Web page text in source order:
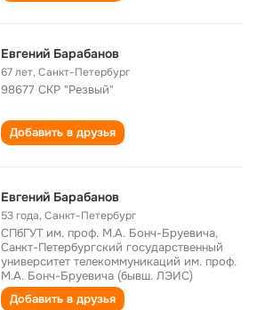
Евгений Барабанов
67 лет,Санкт-Петербург
98677 СКР "Резвый"
Добавить в друзья
Евгений Барабанов
53 года,Санкт-Петербург
СПбГУТ им. проф. М.А. Бонч-Бруевича,
Санкт-Петербургский государственный
университет телекоммуникаций им. проф.
М.А. Бонч-Бруевича (бывш. ЛЭИС)
Добавить в друзья